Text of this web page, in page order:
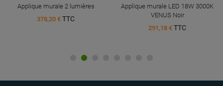
Applique murale 2 lumières
378,20 € TTC
Applique murale LED 18W 3000K
VENUS Noir
291,18 € TTC